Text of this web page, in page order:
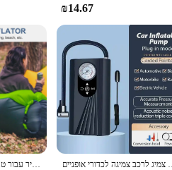
Market**
convenient inflation solution to their
be used for a variety of inflation tasks.
₪14.67
משאבת אוויר חשמלית עם 4 חרירי משאבת אוויר נייד תקע משאבת מזרן אוויר עבור טבעת שחייה חיצונית מזרן צמיגה לכדורי אופניים